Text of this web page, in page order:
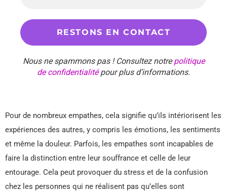
Nous ne spammons pas ! Consultez notrepolitique
de confidentialitépour plus d’informations.
Pour de nombreux empathes, cela signifie qu’ils intériorisent les
expériences des autres, y compris les émotions, les sentiments
et même la douleur. Parfois, les empathes sont incapables de
faire la distinction entre leur souffrance et celle de leur
entourage. Cela peut provoquer du stress et de la confusion
chez les personnes qui ne réalisent pas qu’elles sont